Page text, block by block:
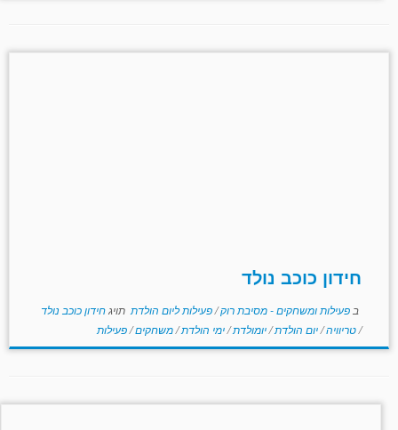
חידון כוכב נולד
ב פעילות ומשחקים - מסיבת רוק/פעילות ליום הולדת תויגחידון כוכב נולד
/טריוויה/יום הולדת/יומולדת/ימי הולדת/משחקים/פעילות